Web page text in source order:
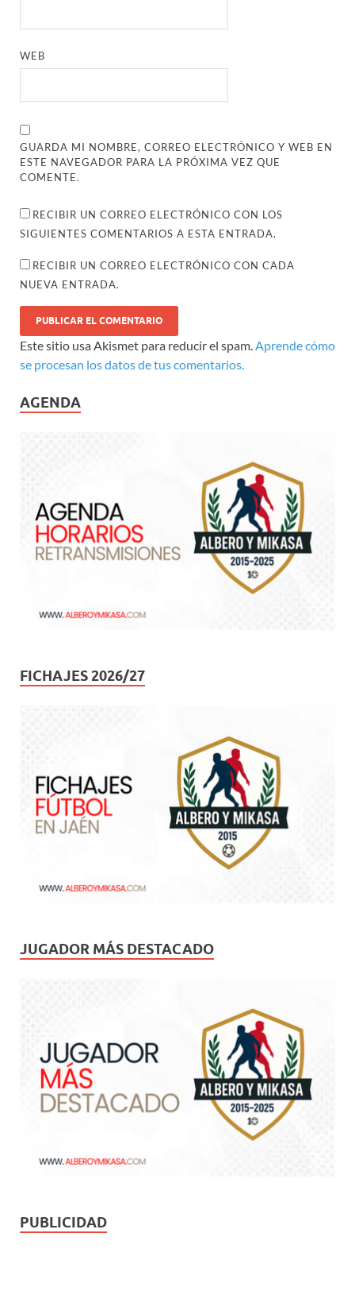
WEB
GUARDA MI NOMBRE, CORREO ELECTRÓNICO Y WEB EN
ESTE NAVEGADOR PARA LA PRÓXIMA VEZ QUE
COMENTE.
RECIBIR UN CORREO ELECTRÓNICO CON LOS
SIGUIENTES COMENTARIOS A ESTA ENTRADA.
RECIBIR UN CORREO ELECTRÓNICO CON CADA
NUEVA ENTRADA.
Este sitio usa Akismet para reducir el spam.Aprende cómo
se procesan los datos de tus comentarios.
AGENDA
FICHAJES 2026/27
JUGADOR MÁS DESTACADO
PUBLICIDAD